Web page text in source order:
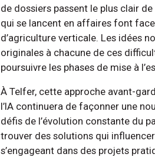
de dossiers passent le plus clair
qui se lancent en affaires font
d’agriculture verticale. Les idées
originales à chacune de ces
poursuivre les phases de mise à
À Telfer, cette approche avant-
l’IA continuera de façonner une
défis de l’évolution constante du
trouver des solutions qui
s’engageant dans des projets